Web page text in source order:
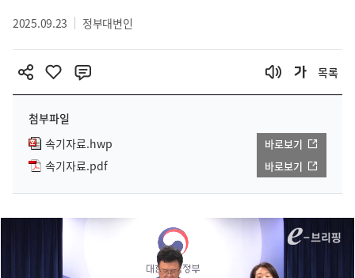
역2025.09.23 정부대변인
목록
첨부파일
속기자료.hwp
바로보기
속기자료.pdf 바로보기